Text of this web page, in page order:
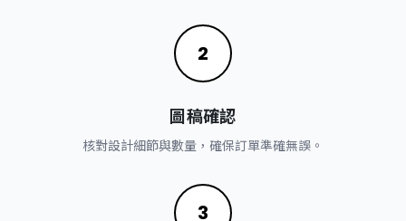
2
圖稿確認
核對設計細節與數量，確保訂單準確無誤。
3